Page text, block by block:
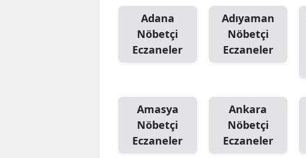
Adana
Nöbetçi
Eczaneler
Adıyaman
Nöbetçi
Eczaneler
Amasya
Nöbetçi
Eczaneler
Ankara
Nöbetçi
Eczaneler